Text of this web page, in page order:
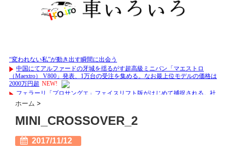
ホーム >
MINI_CROSSOVER_2
2017/11/12